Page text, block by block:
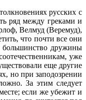
русских с
ряд между греками и
Велмуд (Веремуд),
что почти все они
большинство дружины
уже
еще другие
но при заподозрении
За этим следует
если же убежит и